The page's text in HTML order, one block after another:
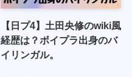
【日プ4】土田央修のwiki風
経歴は？ボイプラ出身のバ
イリンガル。